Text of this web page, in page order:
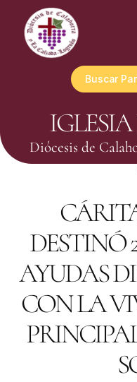
Buscar
Diócesis de
DESTINÓ
AYUDAS
CON LA